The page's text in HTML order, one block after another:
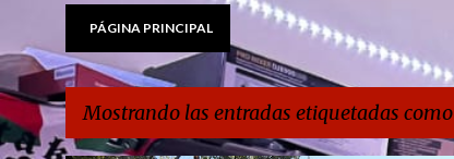
PÁGINA PRINCIPAL
Mostrando las entradas etiquetadas como